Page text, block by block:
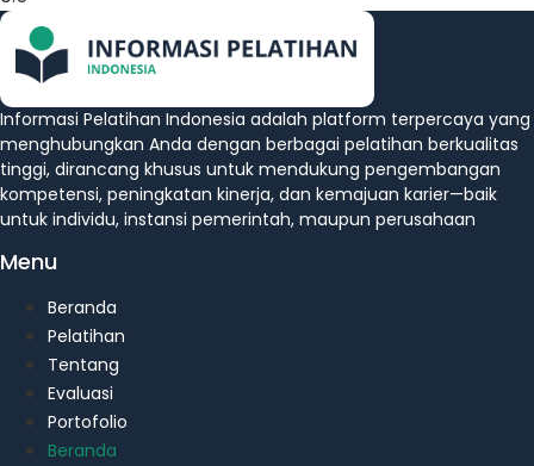
Informasi Pelatihan Indonesia adalah platform terpercaya yang
menghubungkan Anda dengan berbagai pelatihan berkualitas
tinggi, dirancang khusus untuk mendukung pengembangan
kompetensi, peningkatan kinerja, dan kemajuan karier—baik
untuk individu, instansi pemerintah, maupun perusahaan
Menu
Beranda
Pelatihan
Tentang
Evaluasi
Portofolio
Beranda